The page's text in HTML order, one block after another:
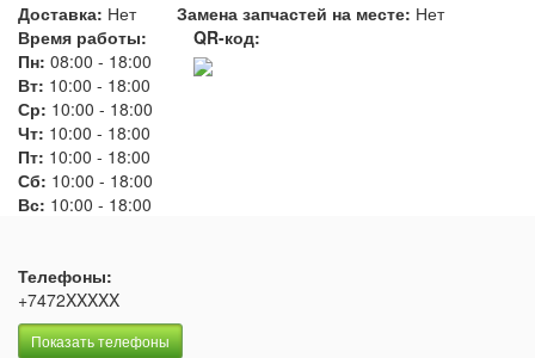
Доставка: Нет Замена запчастей на месте: Нет
Время работы:
Пн: 08:00 - 18:00
Вт: 10:00 - 18:00
Ср: 10:00 - 18:00
Чт: 10:00 - 18:00
Пт: 10:00 - 18:00
Сб: 10:00 - 18:00
Вс: 10:00 - 18:00
QR-код:
Телефоны:
+7472XXXXX
Показать телефоны